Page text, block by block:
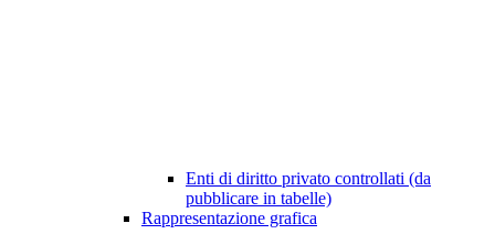
Enti di diritto privato controllati (da
pubblicare in tabelle)
Rappresentazione grafica